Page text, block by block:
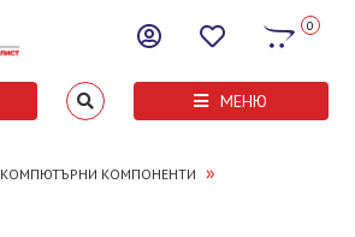
0
МЕНЮ
КОМПЮТЪРНИ КОМПОНЕНТИ »